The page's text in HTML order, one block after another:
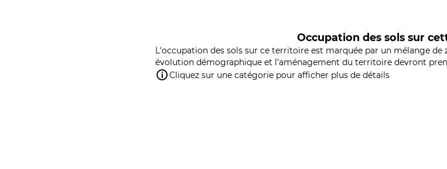
Occupation des sols sur
L'occupation des sols sur ce territoire est marquée par un mélange de
évolution démographique et l'aménagement du territoire devront
Cliquez sur une catégorie pour afficher plus de détails